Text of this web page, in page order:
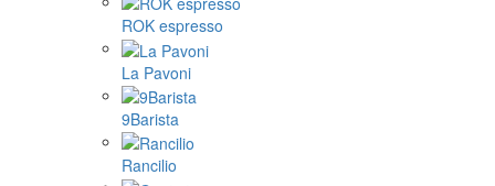
ROK espresso
La Pavoni
9Barista
Rancilio